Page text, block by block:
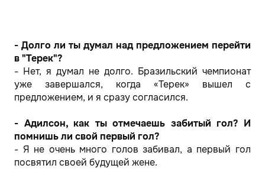
- Долго ли ты думал над предложением перейти
в "Терек"?
- Нет, я думал не долго. Бразильский чемпионат
уже завершался, когда «Терек» вышел с
предложением, и я сразу согласился.
- Адилсон, как ты отмечаешь забитый гол? И
помнишь ли свой первый гол?
- Я не очень много голов забивал, а первый гол
посвятил своей будущей жене.